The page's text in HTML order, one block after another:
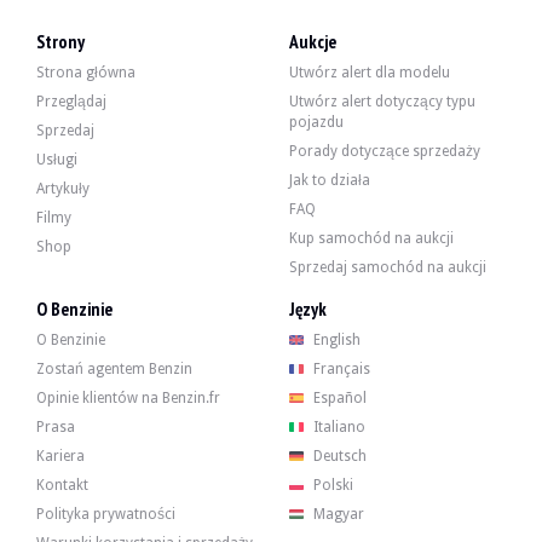
Samochód posiada 4 oryginalne felgi w dobrym stanie, wyposażone w
- drążki kierownicze
- przeguby kulowe układu kierowniczego
- przednie i tylne amortyzatory
- geometria
- odpowietrzanie płynu hamulcowego
Sprzedawca podaje, że samochód jest wyposażony w 4 regulowane
Sprzedawca jest osobą prywatną z siedzibą we Francji w Châtellerault (86)
Sprzedawca chciał ustalić cenę rezerwową.
Strony
Strona główna
Przeglądaj
Sprzedaj
Usługi
Artykuły
Filmy
Shop
Aukcje
Utwórz alert dla modelu
Utwórz alert dotyczący typu
pojazdu
Porady dotyczące sprzedaży
Jak to działa
FAQ
Kup samochód na aukcji
Sprzedaj samochód na aukcji
O Benzinie
O Benzinie
Zostań agentem Benzin
Opinie klientów na Benzin.fr
Prasa
Kariera
Kontakt
Polityka prywatności
Język
English
Français
Español
Italiano
Deutsch
Polski
Magyar